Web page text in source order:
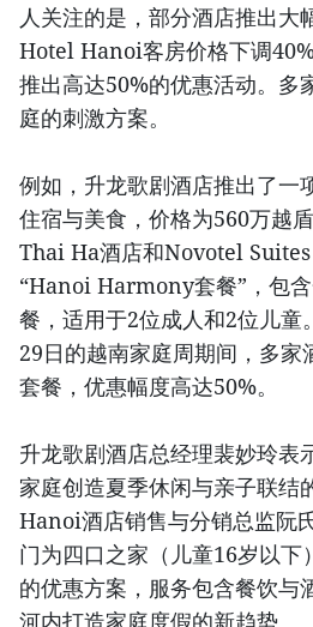
人关注的是，部分酒店推出大
Hotel Hanoi客房价格下调
推出高达50%的优惠活动。多
庭的刺激方案。
例如，升龙歌剧酒店推出了一
住宿与美食，价格为560万越
Thai Ha酒店和Novotel
“Hanoi Harmony套餐”，包
餐，适用于2位成人和2位儿童
29日的越南家庭周期间，多家
套餐，优惠幅度高达50%。
升龙歌剧酒店总经理裴妙玲表
家庭创造夏季休闲与亲子联结
Hanoi酒店销售与分销总监阮
门为四口之家（儿童16岁以下
的优惠方案，服务包含餐饮与
河内打造家庭度假的新趋势。